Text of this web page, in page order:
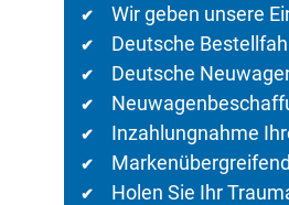
✔ Wir geben unsere
✔ Deutsche
✔ Deutsche
✔
✔ Inzahlungnahme
✔
✔ Holen Sie Ihr